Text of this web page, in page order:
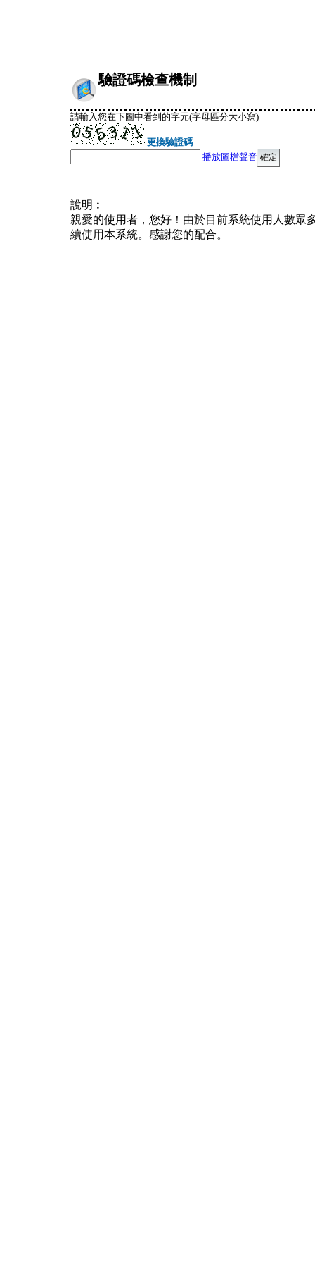
驗證碼檢查機制
請輸入您在下圖中看到的字元(字母區分大小寫)
更換驗證碼
播放圖檔聲音
說明︰
親愛的使用者，您好！由於目前系統使用人數眾
續使用本系統。感謝您的配合。